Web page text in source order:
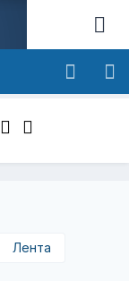
Лента